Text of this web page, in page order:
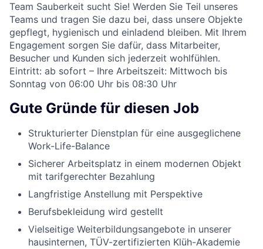
Team Sauberkeit sucht Sie! Werden Sie Teil unseres
Teams und tragen Sie dazu bei, dass unsere Objekte
gepflegt, hygienisch und einladend bleiben. Mit Ihrem
Engagement sorgen Sie dafür, dass Mitarbeiter,
Besucher und Kunden sich jederzeit wohlfühlen.
Eintritt: ab sofort – Ihre Arbeitszeit: Mittwoch bis
Sonntag von 06:00 Uhr bis 08:30 Uhr
Gute Gründe für diesen Job
Strukturierter Dienstplan für eine ausgeglichene
Work-Life-Balance
Sicherer Arbeitsplatz in einem modernen Objekt
mit tarifgerechter Bezahlung
Langfristige Anstellung mit Perspektive
Berufsbekleidung wird gestellt
Vielseitige Weiterbildungsangebote in unserer
hausinternen, TÜV-zertifizierten Klüh-Akademie